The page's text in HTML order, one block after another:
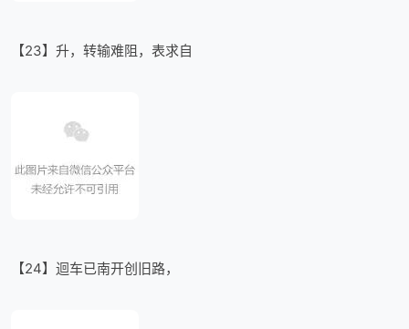
【23】升，转输难阻，表求自
【24】迴车已南开创旧路，